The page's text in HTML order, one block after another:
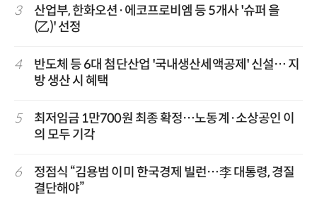
3
산업부, 한화오션·에코프로비엠 등 5개사 '슈퍼 을
(乙)' 선정
4
반도체 등 6대 첨단산업 '국내생산세액공제' 신설… 지
방 생산 시 혜택
5
최저임금 1만700원 최종 확정…노동계·소상공인 이
의 모두 기각
6
정점식 “김용범 이미 한국경제 빌런…李 대통령, 경질
결단해야”